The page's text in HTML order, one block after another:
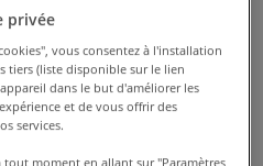
essentiels
de restauration
Une cuisine à
durable et
soin de soi, quel
privée
vous consentez à l'installation
tiers (liste disponible sur le lien
dans le but d'améliorer les
et de vous offrir des
services.
tout moment en allant sur "Paramètres